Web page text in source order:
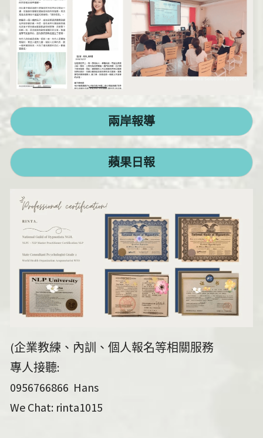
兩岸報導
蘋果日報
(企業教練、內訓、個人報名等相關服務
專人接聽:
0956766866  Hans
We Chat: rinta1015